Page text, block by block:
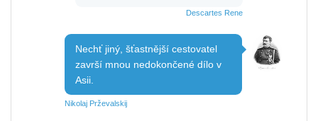
Descartes Rene
Nechť jiný, šťastnější cestovatel
završí mnou nedokončené dílo v
Asii.
Nikolaj Prževalskij